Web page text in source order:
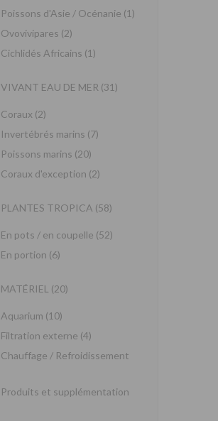
Poissons d'Asie / Océnanie (1)
Ovovivipares (2)
Cichlidés Africains (1)
VIVANT EAU DE MER (31)
Coraux (2)
Invertébrés marins (7)
Poissons marins (20)
Coraux d'exception (2)
PLANTES TROPICA (58)
En pots / en coupelle (52)
En portion (6)
MATÉRIEL (20)
Aquarium (10)
Filtration externe (4)
Chauffage / Refroidissement
Produits et supplémentation